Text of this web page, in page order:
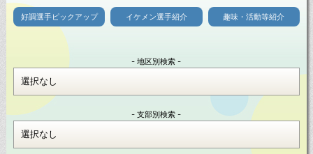
好調選手ピックアップ イケメン選手紹介 趣味・活動等紹介
- 地区別検索 -
- 支部別検索 -